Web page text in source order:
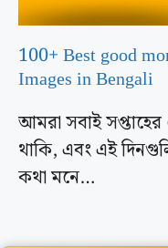
100+ Best good
Images in Bengali
আমরা সবাই
থাকি, এবং এই
কথা মনে…